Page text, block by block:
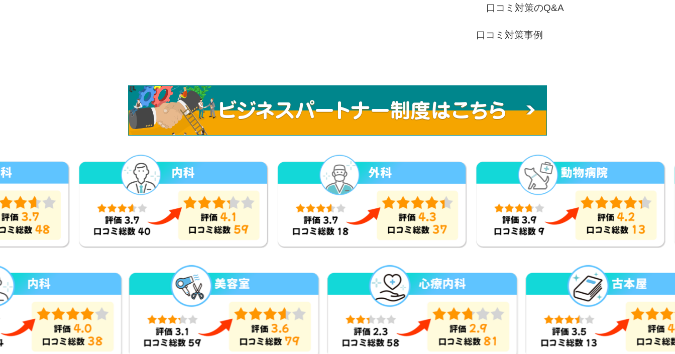
口コミ対策のQ&A
口コミ対策事例